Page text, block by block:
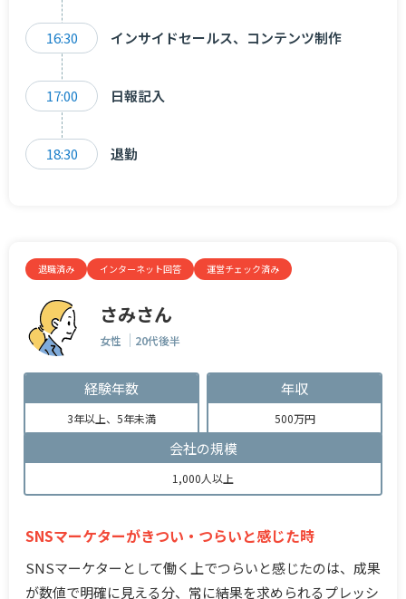
16:30 インサイドセールス、コンテンツ制作
17:00 日報記入
18:30 退勤
退職済み インターネット回答 運営チェック済み
さみさん
女性 20代後半
経験年数
3年以上、5年未満
年収
500万円
会社の規模
1,000人以上
SNSマーケターがきつい・つらいと感じた時
SNSマーケターとして働く上でつらいと感じたのは、成果
が数値で明確に見える分、常に結果を求められるプレッシ